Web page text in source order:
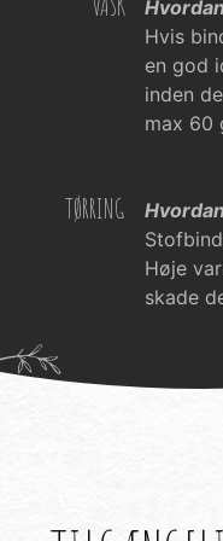
Hvis
en god
inden
max 60
TØRRING
Høje
skade